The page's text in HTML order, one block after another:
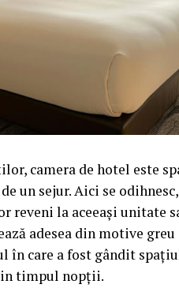
camera de hotel este
un sejur. Aici se
reveni la aceeași unitate
adesea din motive
în care a fost gândit
timpul nopții.